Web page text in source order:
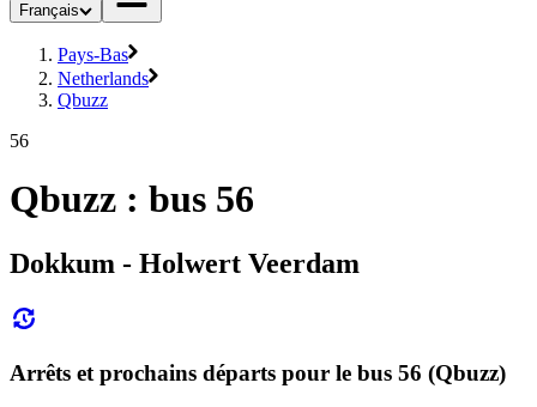
Français
Pays-Bas
Netherlands
Qbuzz
56
Qbuzz : bus 56
Dokkum - Holwert Veerdam
Arrêts et prochains départs pour le bus 56 (Qbuzz)